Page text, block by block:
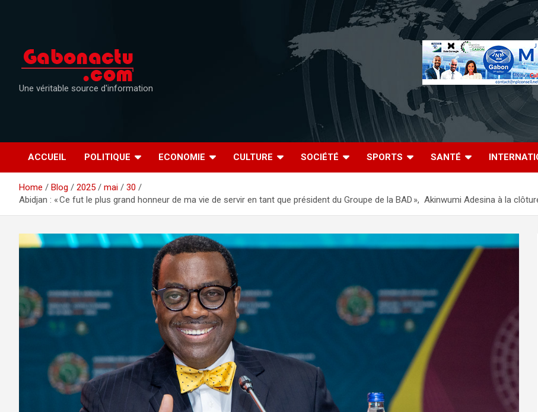
Une véritable source d'information
ACCUEIL POLITIQUE ECONOMIE CULTURE SOCIÉTÉ SPORTS SANTÉ
Home Blog 2025 mai
30
Abidjan : « Ce fut le plus grand honneur de ma vie de servir en tant que président du Groupe de la BAD », Akinwumi Adesina à la